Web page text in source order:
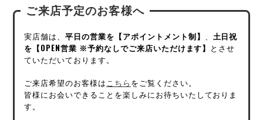
ご来店予定のお客様へ
実店舗は、平日の営業を【アポイントメント制】 、 土日祝
を【OPEN営業 ※予約なしでご来店いただけます】 とさせ
ていただいております。
ご来店希望のお客様はこちら をご覧ください。
皆様にお会いできることを楽しみにお待ちいたしておりま
す。